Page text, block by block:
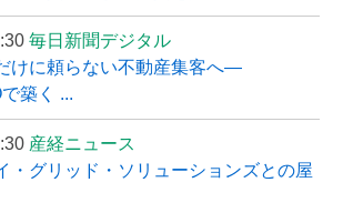
毎日新聞デジタル
けに頼らない不動産集客へ―
築く ...
産経ニュース
・グリッド・ソリューションズとの屋